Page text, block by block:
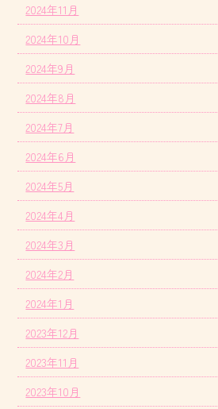
2024年11月
2024年10月
2024年9月
2024年8月
2024年7月
2024年6月
2024年5月
2024年4月
2024年3月
2024年2月
2024年1月
2023年12月
2023年11月
2023年10月